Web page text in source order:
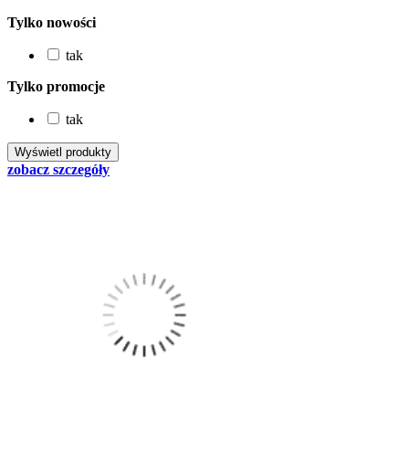
Tylko nowości
tak
Tylko promocje
tak
zobacz szczegóły